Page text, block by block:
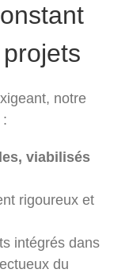
notre
viabilisés
rigoureux et
intégrés dans
du